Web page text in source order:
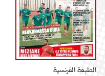
الطبعة الفرنسية